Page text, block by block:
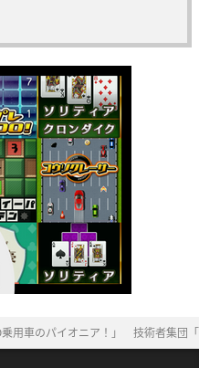
乗用車のパイオニア！」 技術者集団